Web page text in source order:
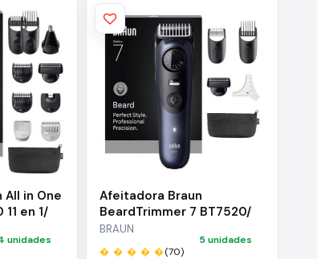
in One
en 1/
unidades
Afeitadora Braun
BeardTrimmer 7 BT7520/
con Batería/ 6 Accesorios
BRAUN
� � � � �(70)
5 unidades